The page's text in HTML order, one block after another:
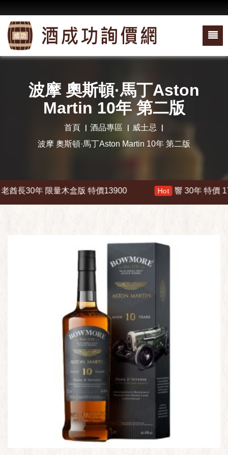
波摩 奧斯頓·馬丁Aston
Martin 10年 第二版
首頁 酒品專區
威士忌
波摩 奧斯頓·馬丁Aston Martin 10年 第二版
長30年 限量木盒版 特價13900 Hot 響 30年 特價